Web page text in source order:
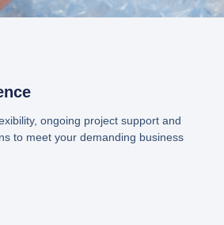
ongoing project support and
to meet your demanding business